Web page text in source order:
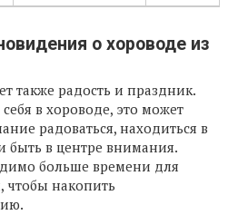
о хороводе из
также радость и праздник.
в хороводе, это может
радоваться, находиться в
быть в центре внимания.
больше времени для
чтобы накопить